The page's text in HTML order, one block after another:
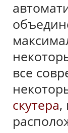
все
скутера,